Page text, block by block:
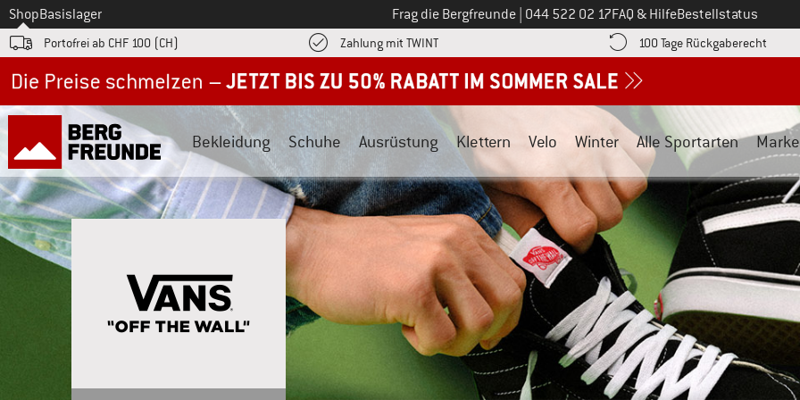
Zum
ShopBasislager Frag die Bergfreunde Ruf uns an unter
044 522 02 17FAQ & HilfeBestellstatus
Portofrei ab CHF 100 (CH) Zahlung mit TWINTFinde die Zahlungs-Infos hier! Öffnet sich in einer Infobox
100 Tage Rückgaberecht
Bekleidung Schuhe Ausrüstung Klettern Velo Winter Alle Sportarten